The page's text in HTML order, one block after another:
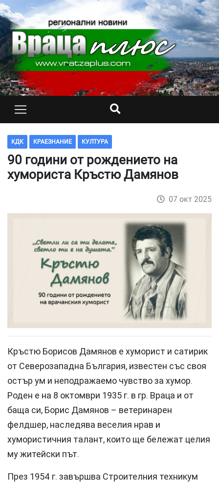
КДК КРАЕЗНАНИЕ КУЛТУРА
90 години от рождението на
хумориста Кръстю Дамянов
07 окт 2025
Кръстю Борисов Дамянов е хуморист и сатирик
от Северозападна България, известен със своя
остър ум и неподражаемо чувство за хумор.
Роден е на 8 октомври 1935 г. в гр. Враца и от
баща си, Борис Дамянов – ветеринарен
фелдшер, наследява веселия нрав и
хумористичния талант, които ще бележат целия
му житейски път.
През 1954 г. завършва Строителния техникум